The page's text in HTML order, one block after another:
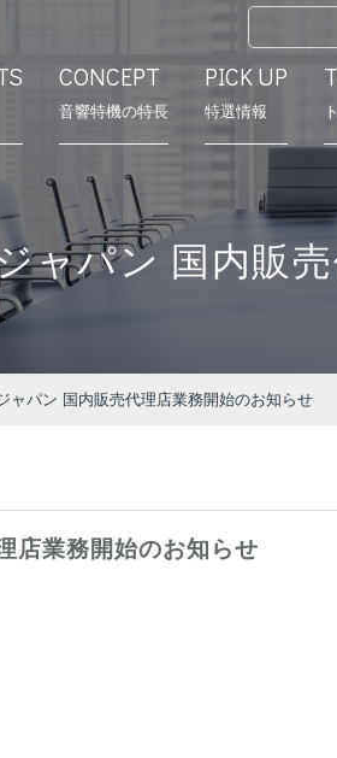
CONCEPT
⾳響特機の特長
の特長 モデルルーム
PICK UP
特選情報
営業所
ャパン 国内販
ャパン 国内販売代理店業務開始のお知らせ
店業務開始のお知らせ